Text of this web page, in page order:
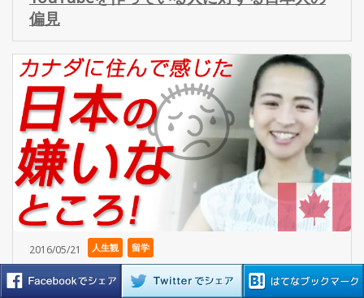
偏見
2016/05/21 人生観 留学
周りを気にする日本人に言いたいこと！カ
ナダに住む日本人女性の意見から感じたこ